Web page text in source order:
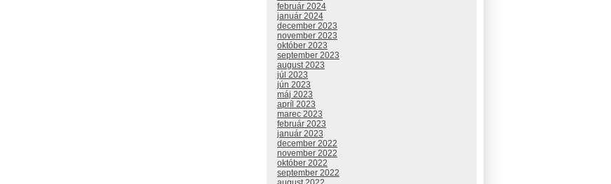
február 2024
január 2024
december 2023
november 2023
október 2023
september 2023
august 2023
júl 2023
jún 2023
máj 2023
apríl 2023
marec 2023
február 2023
január 2023
december 2022
november 2022
október 2022
september 2022